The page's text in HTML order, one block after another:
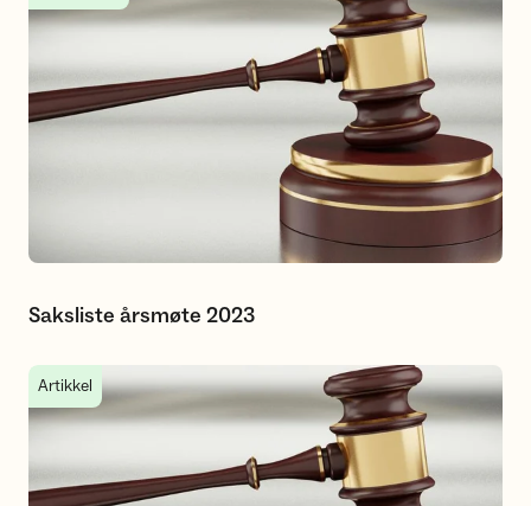
Saksliste årsmøte 2023
Innkalling til årsmøte 2023
Artikkel